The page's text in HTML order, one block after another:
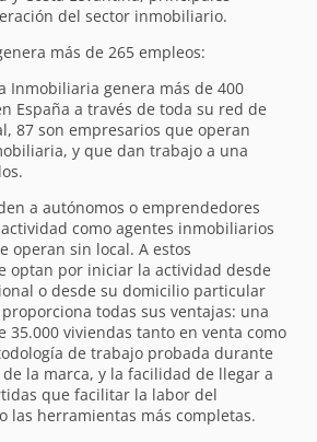
del sector inmobiliario.
más de 265 empleos:
Inmobiliaria genera más de 400
España a través de toda su red de
87 son empresarios que operan
y que dan trabajo a una
a autónomos o emprendedores
como agentes inmobiliarios
operan sin local. A estos
optan por iniciar la actividad desde
o desde su domicilio particular
todas sus ventajas: una
35.000 viviendas tanto en venta como
de trabajo probada durante
la marca, y la facilidad de llegar a
que facilitar la labor del
las herramientas más completas.